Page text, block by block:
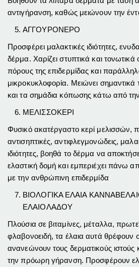
αντιγήρανση, καθώς μειώνουν την
ΑΓΓΟΥΡΟΝΕΡΟ
Προσφέρει μαλακτικές ιδιότητες,
δέρμα. Χαρίζει στυπτικά και τονωτικά
πόρους της επιδερμίδας και
μικροκυκλοφορία. Μειώνει
και τα σημάδια κόπωσης κάτω από
ΜΕΛΙΣΣΟΚΕΡΙ
Φυσικό ακατέργαστο κερί μελισσών,
αντισηπτικές, αντιφλεγμονώδεις,
ιδιότητες, βοηθά το δέρμα να
ελαστική δομή και εμπεριέχει πάνω
με την ανθρώπινη επιδερμίδα
ΒΙΟΛΟΓΙΚΑ ΕΛΑΙΑ
ΕΛΑΙΟΛΑΔΟΥ
Πλούσια σε βιταμίνες, μέταλλα,
φλαβονοειδή, τα έλαια αυτά θρέφουν
ανανεώνουν τους δερματικούς
την πρόωρη γήρανση. Προσφέρουν